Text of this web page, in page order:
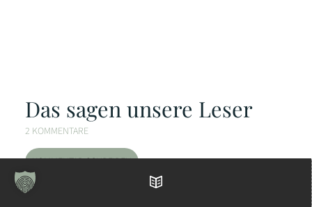
Das sagen unsere Leser
2 KOMMENTARE
KOMMENTAR SCHREIBEN
Inhaltsverzeichnis